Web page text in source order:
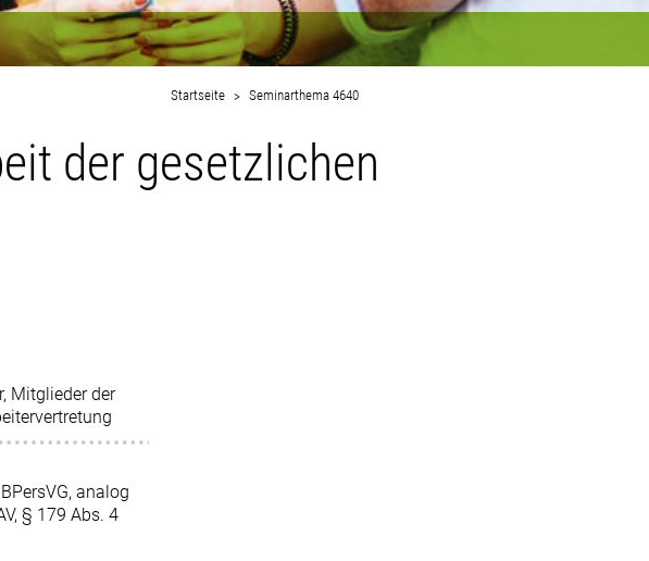
Startseite Seminarthema 4640
der gesetzlichen
Mitglieder der
analog
§ 179 Abs. 4